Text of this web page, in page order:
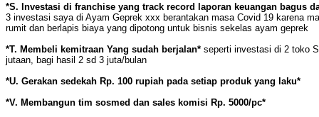
*S. Investasi di franchise yang track record laporan keuangan bagus
3 investasi saya di Ayam Geprek xxx berantakan masa Covid 19 karena
rumit dan berlapis biaya yang dipotong untuk bisnis sekelas ayam geprek
*T. Membeli kemitraan Yang sudah berjalan* seperti investasi di 2 toko
jutaan, bagi hasil 2 sd 3 juta/bulan
*U. Gerakan sedekah Rp. 100 rupiah pada setiap produk yang laku*
*V. Membangun tim sosmed dan sales komisi Rp. 5000/pc*